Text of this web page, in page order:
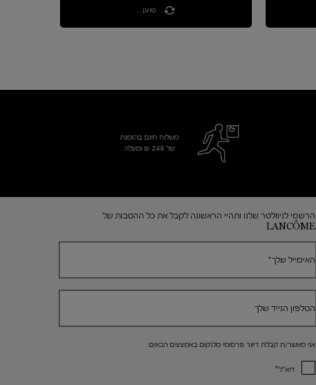
טוען...
משלוח חינם בהזמנת
של 249 ₪ ומעלה
הרשמי לניוזלטר שלנו ותהיי הראשונה לקבל את כל ההטבות של
LANCÔME
האימייל שלך*
הטלפון הנייד שלך
אני מאשר/ת קבלת דיוור פרסומי מלנקום באמצעים הבאים:
דוא"ל*